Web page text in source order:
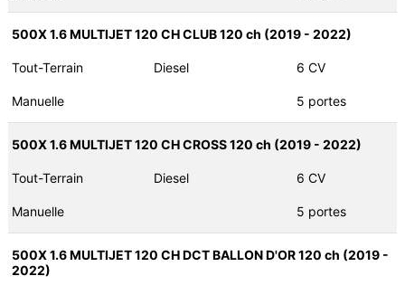
500X 1.6 MULTIJET 120 CH CLUB 120 ch (2019 - 2022)
Tout-Terrain Diesel 6 CV
Manuelle 5 portes
500X 1.6 MULTIJET 120 CH CROSS 120 ch (2019 - 2022)
Tout-Terrain Diesel 6 CV
Manuelle 5 portes
500X 1.6 MULTIJET 120 CH DCT BALLON D'OR 120 ch (2019 -
2022)